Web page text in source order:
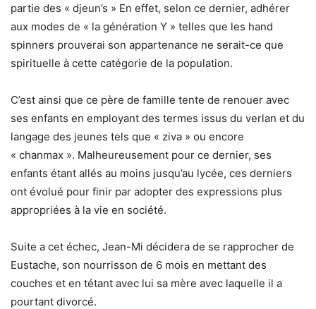
partie des « djeun’s » En effet, selon ce dernier, adhérer
aux modes de « la génération Y » telles que les hand
spinners prouverai son appartenance ne serait-ce que
spirituelle à cette catégorie de la population.
C’est ainsi que ce père de famille tente de renouer avec
ses enfants en employant des termes issus du verlan et du
langage des jeunes tels que « ziva » ou encore
« chanmax ». Malheureusement pour ce dernier, ses
enfants étant allés au moins jusqu’au lycée, ces derniers
ont évolué pour finir par adopter des expressions plus
appropriées à la vie en société.
Suite a cet échec, Jean-Mi décidera de se rapprocher de
Eustache, son nourrisson de 6 mois en mettant des
couches et en tétant avec lui sa mère avec laquelle il a
pourtant divorcé.